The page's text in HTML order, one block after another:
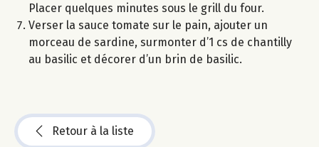
Placer quelques minutes sous le grill du four.
Verser la sauce tomate sur le pain, ajouter un
morceau de sardine, surmonter d’1 cs de chantilly
au basilic et décorer d’un brin de basilic.
Retour à la liste